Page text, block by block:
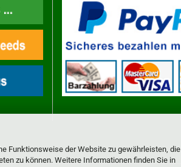
Funktionsweise der Website zu gewährleisten, die
zu können. Weitere Informationen finden Sie in